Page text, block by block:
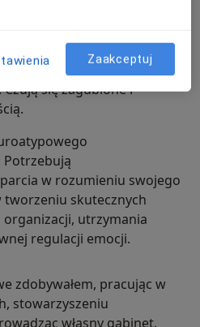
momenty: Znajdują się w
obliczu ważnych zmian lub
się zagubione i
Potrzebują
w rozumieniu swojego
skutecznych
utrzymania
regulacji emocji.
zdobywałem, pracując w
stowarzyszeniu
własny gabinet.
Zaakceptuj